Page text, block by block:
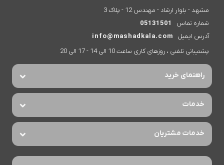
مشهد - بلوار ارشاد - مهندس 12 - پلاک 3
شماره تماس
05131501
آدرس ایمیل
info@mashadkala.com
پشتیبانی تلفنی ، روزهای کاری ساعت 10 الی 14 - 17 الی 20
راهنمای خرید
خدمات
خدمات مشتریان